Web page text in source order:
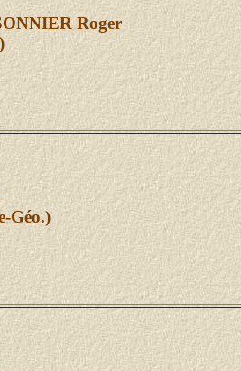
Roger
Géo.)